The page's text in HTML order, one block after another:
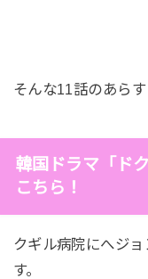
そんな11話のあら
韓国ドラマ「ド
こちら！
クギル病院にへジ
す。